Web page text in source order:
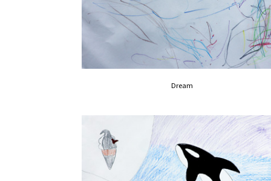
Dream